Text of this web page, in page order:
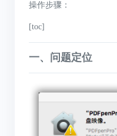
操作步骤：
[toc]
一、问题定位